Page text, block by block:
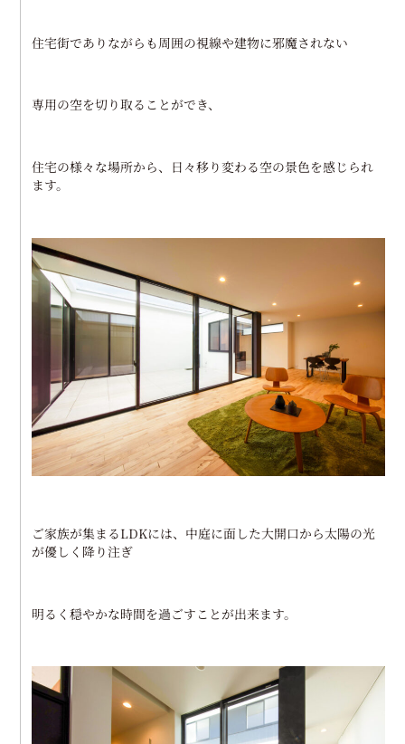
住宅街でありながらも周囲の視線や建物に邪魔されない
専用の空を切り取ることができ、
住宅の様々な場所から、日々移り変わる空の景色を感じられ
ます。
ご家族が集まるLDKには、中庭に面した大開口から太陽の光
が優しく降り注ぎ
明るく穏やかな時間を過ごすことが出来ます。